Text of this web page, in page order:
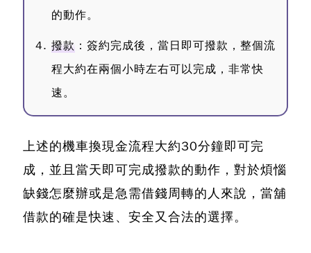
的動作。
撥款 ：簽約完成後，當日即可撥款，整個流
程大約在兩個小時左右可以完成，非常快
速。
上述的機車換現金流程大約30分鐘即可完
成，並且當天即可完成撥款的動作，對於煩惱
缺錢怎麼辦或是急需借錢周轉的人來說，當舖
借款的確是快速、安全又合法的選擇。